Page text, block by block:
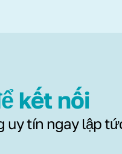
kết nối
uy tín ngay lập